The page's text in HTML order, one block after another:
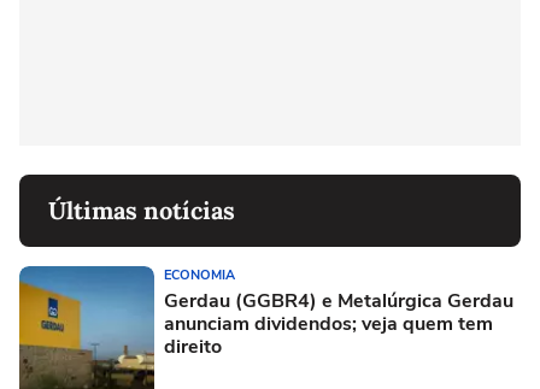
Últimas notícias
ECONOMIA
Gerdau (GGBR4) e Metalúrgica Gerdau
anunciam dividendos; veja quem tem
direito